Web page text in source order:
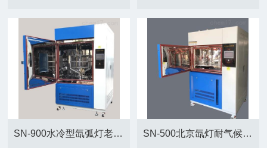
SN-900水冷型氙弧灯老化试验箱 SN-500北京氙灯耐气候人工老化试验箱